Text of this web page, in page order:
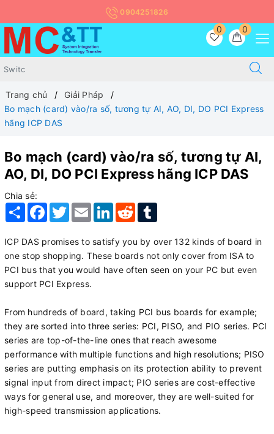
0904251826
0
0
Trang chủ
Giải Pháp
Bo mạch (card) vào/ra số, tương tự AI, AO, DI, DO PCI Express
hãng ICP DAS
Bo mạch (card) vào/ra số, tương tự AI,
AO, DI, DO PCI Express hãng ICP DAS
Chia sẻ:
Share Facebook
TwitterEmail LinkedInReddit
ICP DAS promises to satisfy you by over 132 kinds of board in
one stop shopping. These boards not only cover from ISA to
PCI bus that you would have often seen on your PC but even
support PCI Express.
From hundreds of board, taking PCI bus boards for example;
they are sorted into three series: PCI, PISO, and PIO series. PCI
series are top-of-the-line ones that reach awesome
performance with multiple functions and high resolutions; PISO
series are putting emphasis on its protection ability to prevent
signal input from direct impact; PIO series are cost-effective
ways for general use, and moreover, they are well-suited for
high-speed transmission applications.